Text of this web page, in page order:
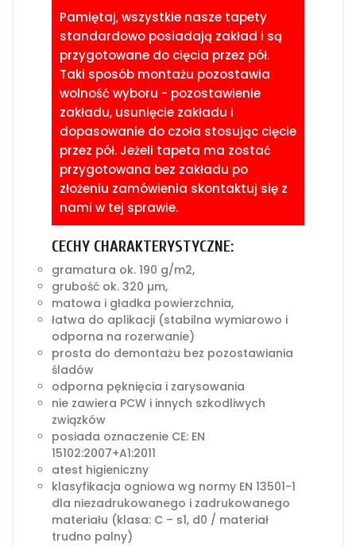
Pamiętaj, wszystkie nasze tapety
standardowo posiadają zakład i są
przygotowane do cięcia przez pół.
Taki sposób montażu pozostawia
wolność wyboru - pozostawienie
zakładu, usunięcie zakładu i
dopasowanie do czoła stosując cięcie
przez pół. Jeżeli tapeta ma zostać
przygotowana bez zakładu po
złożeniu zamówienia skontaktuj się z
nami w tej sprawie.
CECHY CHARAKTERYSTYCZNE:
gramatura ok. 190 g/m2,
grubość ok. 320 µm,
matowa i gładka powierzchnia,
łatwa do aplikacji (stabilna wymiarowo i
odporna na rozerwanie)
prosta do demontażu bez pozostawiania
śladów
odporna pęknięcia i zarysowania
nie zawiera PCW i innych szkodliwych
związków
posiada oznaczenie CE: EN
15102:2007+A1:2011
atest higieniczny
klasyfikacja ogniowa wg normy EN 13501-1
dla niezadrukowanego i zadrukowanego
materiału (klasa: C – s1, d0 / materiał
trudno palny)